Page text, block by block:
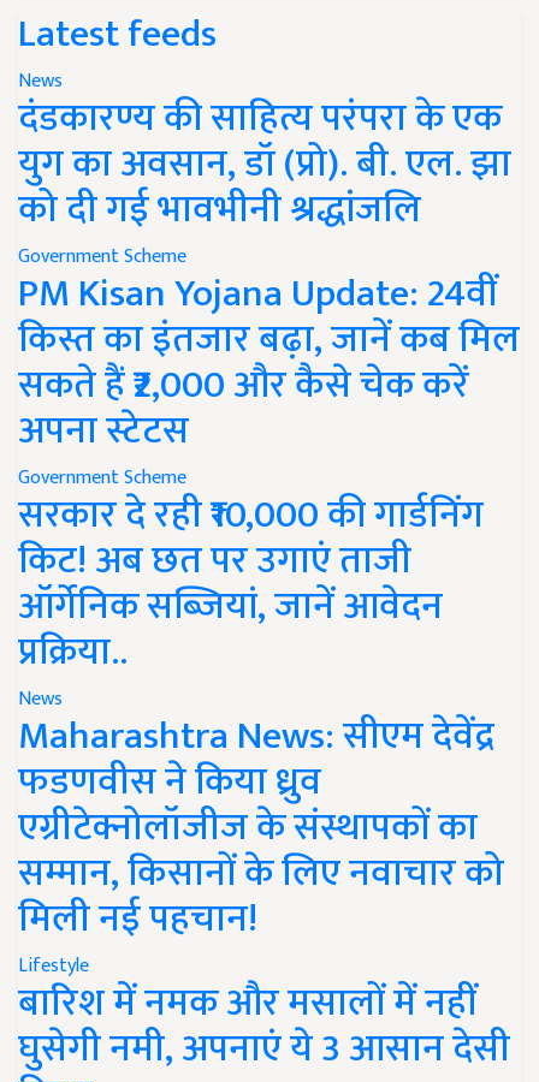
Latest feeds
News
दंडकारण्य की साहित्य परंपरा के एक
युग का अवसान, डॉ (प्रो). बी. एल. झा
को दी गई भावभीनी श्रद्धांजलि
Government Scheme
PM Kisan Yojana Update: 24वीं
किस्त का इंतजार बढ़ा, जानें कब मिल
सकते हैं ₹2,000 और कैसे चेक करें
अपना स्टेटस
Government Scheme
सरकार दे रही ₹10,000 की गार्डनिंग
किट! अब छत पर उगाएं ताजी
ऑर्गेनिक सब्जियां, जानें आवेदन
प्रक्रिया..
News
Maharashtra News: सीएम देवेंद्र
फडणवीस ने किया ध्रुव
एग्रीटेक्नोलॉजीज के संस्थापकों का
सम्मान, किसानों के लिए नवाचार को
मिली नई पहचान!
Lifestyle
बारिश में नमक और मसालों में नहीं
घुसेगी नमी, अपनाएं ये 3 आसान देसी